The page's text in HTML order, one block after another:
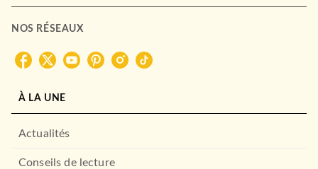
NOS RÉSEAUX
À LA UNE
Actualités
Conseils de lecture